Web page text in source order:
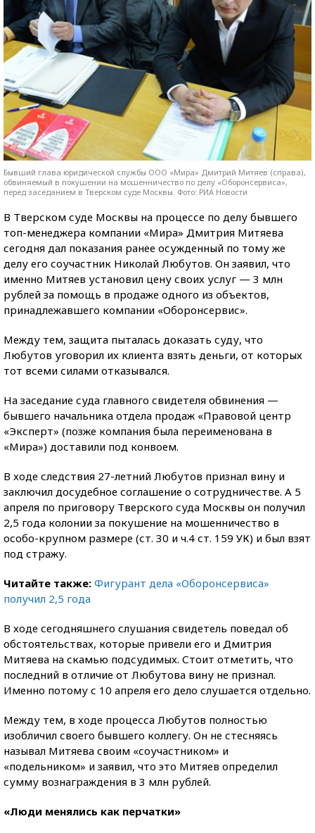
Бывший глава юридической службы ООО «Мира» Дмитрий Митяев (справа),
обвиняемый в покушении на мошенничество по делу «Оборонсервиса»,
перед заседанием в Тверском суде Москвы. Фото: РИА Новости
В Тверском суде Москвы на процессе по делу бывшего
топ-менеджера компании «Мира» Дмитрия Митяева
сегодня дал показания ранее осужденный по тому же
делу его соучастник Николай Любутов. Он заявил, что
именно Митяев установил цену своих услуг — 3 млн
рублей за помощь в продаже одного из объектов,
принадлежавшего компании «Оборонсервис».
Между тем, защита пыталась доказать суду, что
Любутов уговорил их клиента взять деньги, от которых
тот всеми силами отказывался.
На заседание суда главного свидетеля обвинения —
бывшего начальника отдела продаж «Правовой центр
«Эксперт» (позже компания была переименована в
«Мира») доставили под конвоем.
В ходе следствия 27-летний Любутов признал вину и
заключил досудебное соглашение о сотрудничестве. А 5
апреля по приговору Тверского суда Москвы он получил
2,5 года колонии за покушение на мошенничество в
особо-крупном размере (ст. 30 и ч.4 ст. 159 УК) и был взят
под стражу.
Читайте также: Фигурант дела «Оборонсервиса»
получил 2,5 года
В ходе сегодняшнего слушания свидетель поведал об
обстоятельствах, которые привели его и Дмитрия
Митяева на скамью подсудимых. Стоит отметить, что
последний в отличие от Любутова вину не признал.
Именно потому с 10 апреля его дело слушается отдельно.
Между тем, в ходе процесса Любутов полностью
изобличил своего бывшего коллегу. Он не стесняясь
называл Митяева своим «соучастником» и
«подельником» и заявил, что это Митяев определил
сумму вознаграждения в 3 млн рублей.
«Люди менялись как перчатки»